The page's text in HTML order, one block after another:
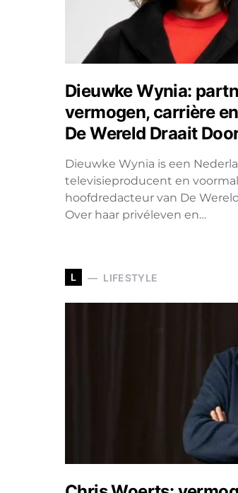
Dieuwke Wynia:
vermogen, carrière
De Wereld Draait
Dieuwke Wynia is een
televisieproducent en
hoofdredacteur van De
Over haar privéleven en…
L LIFESTYLE